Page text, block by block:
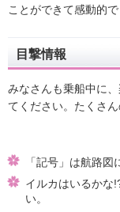
ことができて感動的
目撃情報
みなさんも乗船中に
てください。たくさ
「記号」は航路図
イルカはいるかな
い。